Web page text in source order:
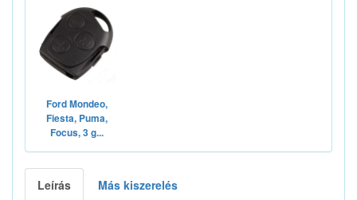
Ford Mondeo,
Fiesta, Puma,
Focus, 3 g...
Leírás Más kiszerelés